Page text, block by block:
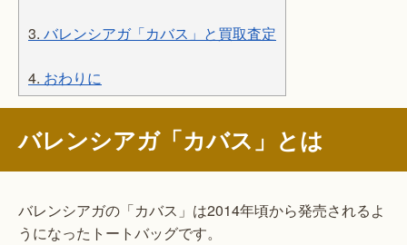
3. バレンシアガ「カバス」と買取査定
4. おわりに
バレンシアガ「カバス」とは
バレンシアガの「カバス」は2014年頃から発売されるよ
うになったトートバッグです。